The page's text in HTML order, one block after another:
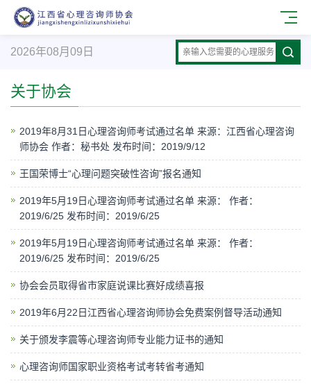
2026年08月09日
关于协会
2019年8月31日心理咨询师考试通过名单 来源：江西省心理咨询
师协会 作者：秘书处 发布时间：2019/9/12
王国荣博士“心理问题突破性咨询”报名通知
2019年5月19日心理咨询师考试通过名单 来源： 作者：
2019/6/25 发布时间：2019/6/25
2019年5月19日心理咨询师考试通过名单 来源： 作者：
2019/6/25 发布时间：2019/6/25
协会会员取得省市家庭说课比赛好成绩喜报
2019年6月22日江西省心理咨询师协会免费案例督导活动通知
关于颁发李震等心理咨询师专业能力证书的通知
心理咨询师国家职业资格考试考转省考通知